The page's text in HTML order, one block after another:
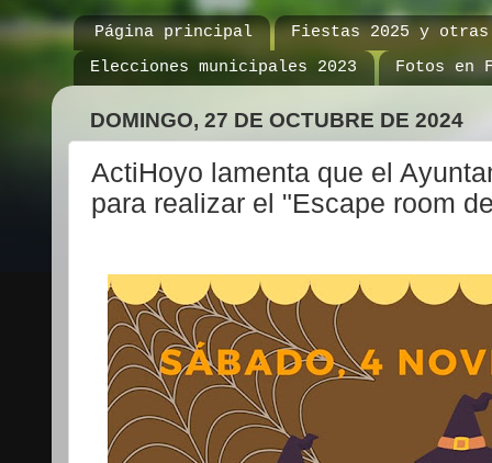
Página principal
Fiestas 2025 y otras
Elecciones municipales 2023
Fotos en
DOMINGO, 27 DE OCTUBRE DE 2024
ActiHoyo lamenta que el
para realizar el "Escape room